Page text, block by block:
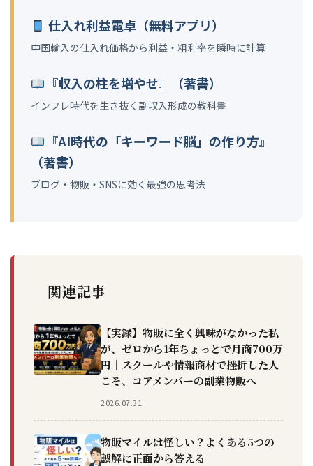
仕入れ利益電卓（無料アプリ）
中国輸入の仕入れ価格から利益・粗利率を瞬時に計算
『収入の柱を増やせ』（著書）
インフレ時代を生き抜く副収入形成の教科書
『AI時代の「キーワード脳」の作り方』
（著書）
ブログ・物販・SNSに効く最強の思考法
関連記事
【実録】物販に全く興味がなかった私
が、ゼロから1年ちょっとで月商700万
円｜スクールや情報商材で挫折した人
こそ、コアメンバーの副業物販へ
2026.07.31
物販マイルは怪しい？よくある5つの
誤解に正面から答える